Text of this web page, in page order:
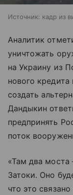
Источник: кадр из
Аналитик
уничтожать
на Украину из
нового
создать
Дандыкин
предпринять
поток
«Там два
Затоки. Оно
что это